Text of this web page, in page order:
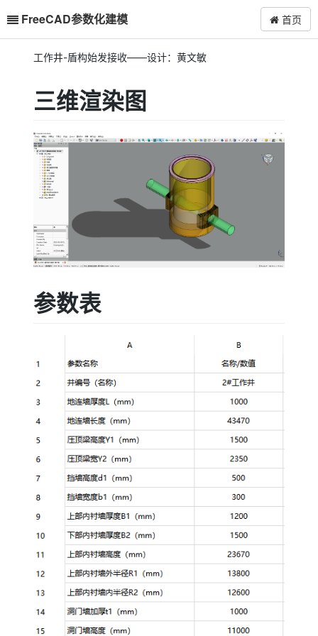
FreeCAD参数化建模 首页
工作井-盾构始发接收——设计：黄文敏
三维渲染图
参数表